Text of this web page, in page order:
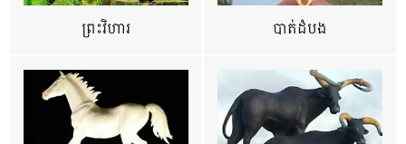
ព្រះវិហារ បាត់ដំបង